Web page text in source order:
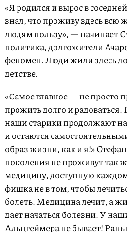
«Я родился и вырос в
знал, что проживу здесь всю
людям пользу», — начинает
политика, долгожители
феномен. Люди жили здесь
детстве.
«Самое главное — не просто
прожить долго и радоваться.
наши старики продолжают
и остаются
образ жизни, как и я!»
поколения не проживут так
медицину, доступную
фишка не в том, чтобы
болеть. Медицина лечит, а
дает начаться болезни. У
Альцгеймера не бывает!